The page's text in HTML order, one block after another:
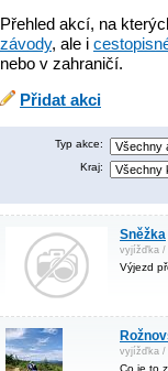
Přehled akcí, na
závody, ale i
nebo v zahraničí.
Přidat akci
Typ akce:
Kraj:
Sněžka
vyjížďka /
Výjezd
vyjížďka /
Co je to